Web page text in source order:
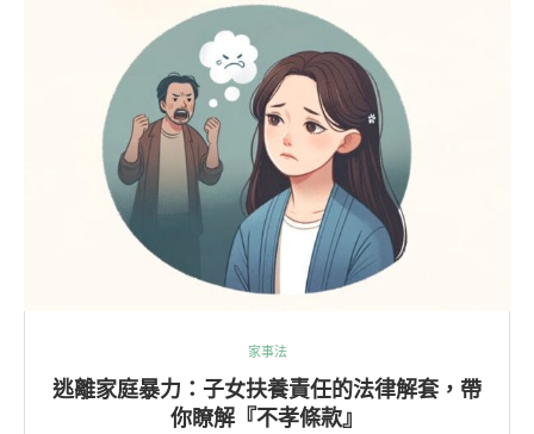
家事法
逃離家庭暴力：子女扶養責任的法律解套，帶
你瞭解『不孝條款』